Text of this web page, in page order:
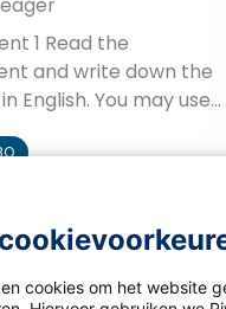
1 Read the
and write down the
English. You may use
help you. a 1 Mount
6 Mount Etna, 7 Mount
Cotopaxi. These are ten
Bekijk
cookies om het website